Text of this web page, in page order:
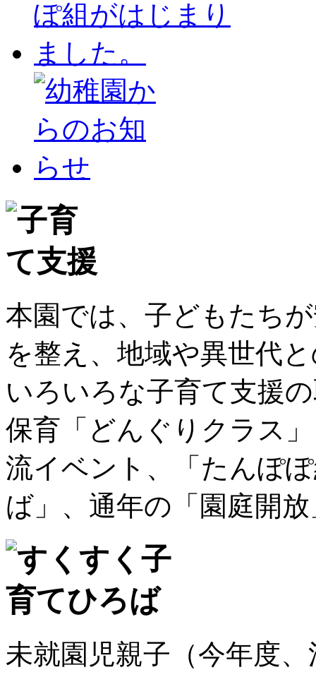
本園では、子どもたち
を整え、地域や異世代
いろいろな子育て支援
保育「どんぐりクラス
流イベント、「たんぽ
ば」、通年の「園庭開
未就園児親子（今年度